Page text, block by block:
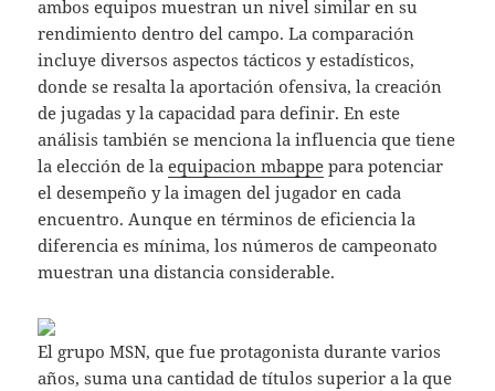
ambos equipos muestran un nivel similar en su
rendimiento dentro del campo. La comparación
incluye diversos aspectos tácticos y estadísticos,
donde se resalta la aportación ofensiva, la creación
de jugadas y la capacidad para definir. En este
análisis también se menciona la influencia que tiene
la elección de laequipacion mbappe para potenciar
el desempeño y la imagen del jugador en cada
encuentro. Aunque en términos de eficiencia la
diferencia es mínima, los números de campeonato
muestran una distancia considerable.
El grupo MSN, que fue protagonista durante varios
años, suma una cantidad de títulos superior a la que